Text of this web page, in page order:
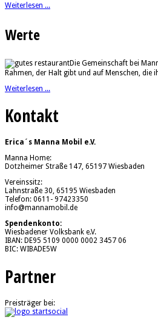
Weiterlesen ...
Werte
Die Gemeinschaft bei
Rahmen, der Halt gibt und auf Menschen, die
Weiterlesen ...
Kontakt
Erica´s Manna Mobil e.V.
Manna Home:
Dotzheimer Straße 147, 65197 Wiesbaden
Vereinssitz:
Lahnstraße 30, 65195 Wiesbaden
Telefon: 0611- 97423350
info@mannamobil.de
Spendenkonto:
Wiesbadener Volksbank e.V.
IBAN: DE95 5109 0000 0002 3457 06
BIC: WIBADE5W
Partner
Preisträger bei: